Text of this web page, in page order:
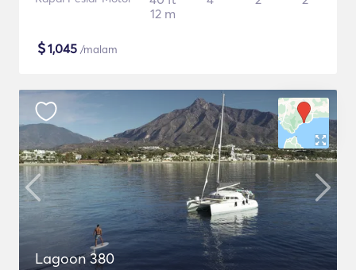
12 m
$1,045 /malam
Lagoon 380